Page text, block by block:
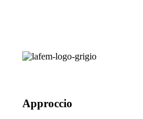
Approccio